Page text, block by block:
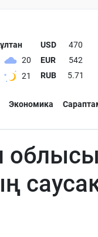
20
21
USD
470
EUR
542
RUB
5.71
Экономика